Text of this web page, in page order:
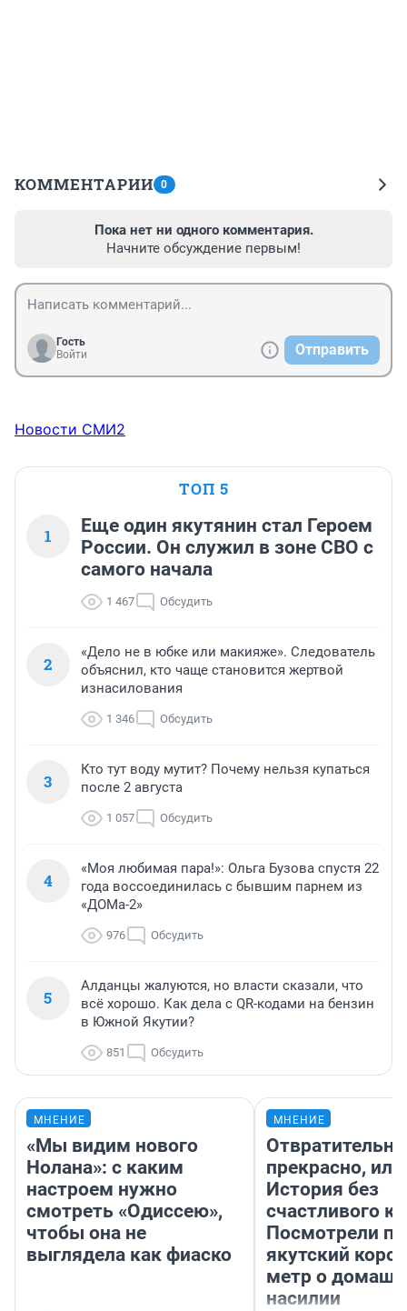
КОММЕНТАРИИ 0
Пока нет ни одного комментария.
Начните обсуждение первым!
Гость
Войти
Отправить
Новости СМИ2
ТОП 5
1
Еще один якутянин стал Героем
России. Он служил в зоне СВО с
самого начала
1 467 Обсудить
2
«Дело не в юбке или макияже». Следователь
объяснил, кто чаще становится жертвой
изнасилования
1 346 Обсудить
3
Кто тут воду мутит? Почему нельзя купаться
после 2 августа
1 057 Обсудить
4
«Моя любимая пара!»: Ольга Бузова спустя 22
года воссоединилась с бывшим парнем из
«ДОМа-2»
976 Обсудить
5
Алданцы жалуются, но власти сказали, что
всё хорошо. Как дела с QR-кодами на бензин
в Южной Якутии?
851 Обсудить
МНЕНИЕ
«Мы видим нового
Нолана»: с каким
настроем нужно
смотреть «Одиссею»,
чтобы она не
выглядела как фиаско
МНЕНИЕ
Отвратительно
прекрасно, или
История без
счастливого
Посмотрели
якутский
метр о
насилии